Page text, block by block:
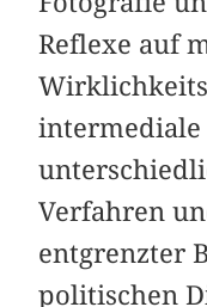
Reflexe auf
Verfahren
entgrenzter
politischen